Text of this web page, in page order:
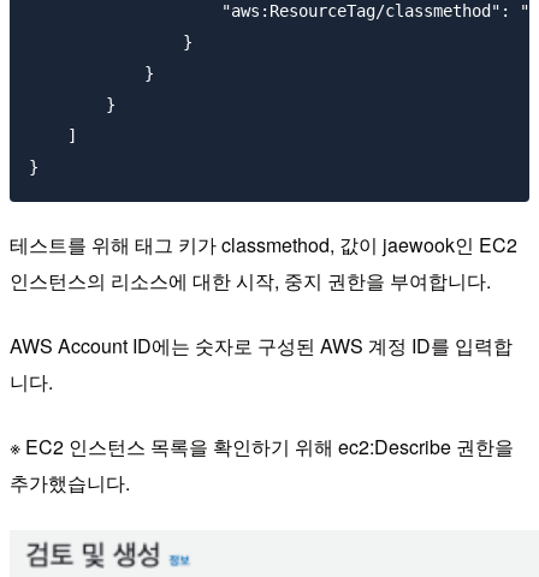
"aws:ResourceTag/classmethod":
                }
            }
        }
    ]
테스트를 위해 태그 키가 classmethod, 값이 jaewook인 EC2
인스턴스의 리소스에 대한 시작, 중지 권한을 부여합니다.
AWS Account ID에는 숫자로 구성된 AWS 계정 ID를 입력합
니다.
※ EC2 인스턴스 목록을 확인하기 위해 ec2:Describe 권한을
추가했습니다.